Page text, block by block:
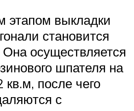
выкладки
становится
осуществляется
шпателя на
кв.м, после чего
с